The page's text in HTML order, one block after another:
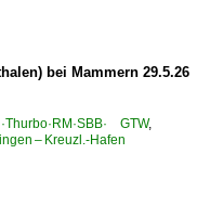
bei Mammern 29.5.26
GTW,
– Kreuzl.-Hafen